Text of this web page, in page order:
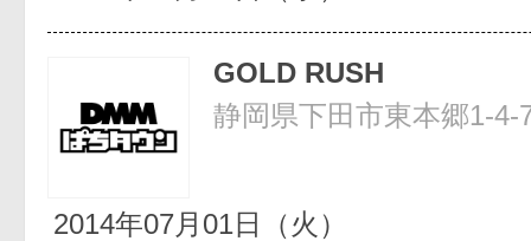
GOLD RUSH
静岡県下田市東本郷1-4-
2014年07月01日（火）